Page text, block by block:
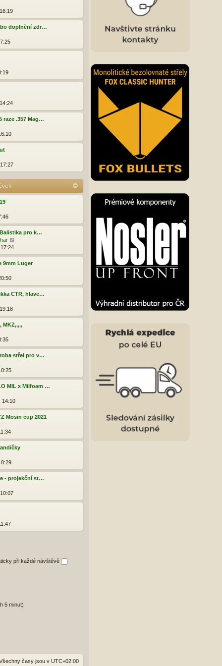
e
n
doplnění zdr…
raze .357 Mag…
pro k…
b
r
i
t
e
í
p
s
p
e
k
9mm Luger
CTR, hlave…
MKZ,,,,,
střel pro v…
MIL x Milfoam …
14:10
Mosin cup 2021
8:29
- projekční st…
při každé návštěvě
5 minut)
časy jsou vUTC+02:00